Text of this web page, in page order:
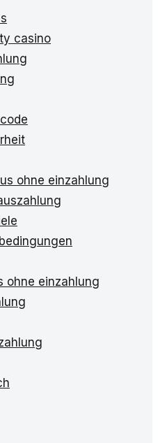
casino
ohne einzahlung
ohne einzahlung